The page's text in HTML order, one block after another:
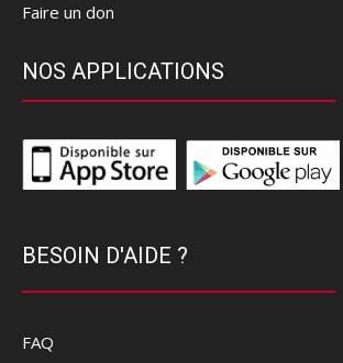
Faire un don
NOS APPLICATIONS
BESOIN D'AIDE ?
FAQ